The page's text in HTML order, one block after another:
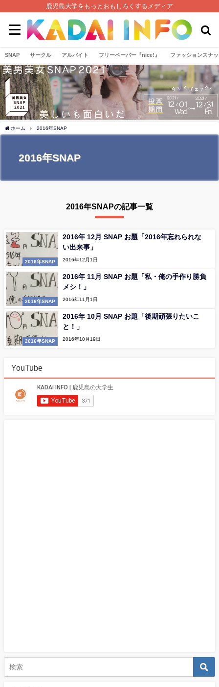
鹿児島大学をもっとおもしろくするメディア
SNAP サークル アルバイト フリーペーパー『nice!』 ファッションスナ
ホーム 2016年SNAP
2016年SNAP
2016年SNAPの記事一覧
2016年SNAP
2016年 12月 SNAP お題「2016年忘れられな
い出来事」
2016年12月1日
2016年SNAP
2016年 11月 SNAP お題「私・俺の手作り勝負
メシ！」
2016年11月1日
2016年SNAP
2016年 10月 SNAP お題「後期頑張りたいこ
と！」
2016年10月19日
YouTube